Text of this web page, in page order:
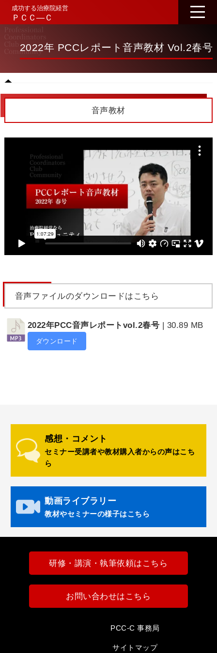
成功する治療院経営
ＰＣＣ―Ｃ
2022年 PCCレポート音声教材 Vol.2春号
音声教材
音声ファイルのダウンロードはこちら
2022年PCC音声レポートvol.2春号 | 30.89 MB
ダウンロード
感想・コメント
セミナー受講者や教材購入者からの声はこち
ら
動画ライブラリー
教材やセミナーの様子はこちら
研修・講演・執筆依頼はこちら
お問い合わせはこちら
PCC-C 事務局
サイトマップ